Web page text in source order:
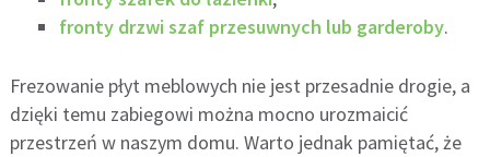
fronty drzwi szaf przesuwnych lub garderoby.
Frezowanie płyt meblowych nie jest przesadnie drogie, a
dzięki temu zabiegowi można mocno urozmaicić
przestrzeń w naszym domu. Warto jednak pamiętać, że